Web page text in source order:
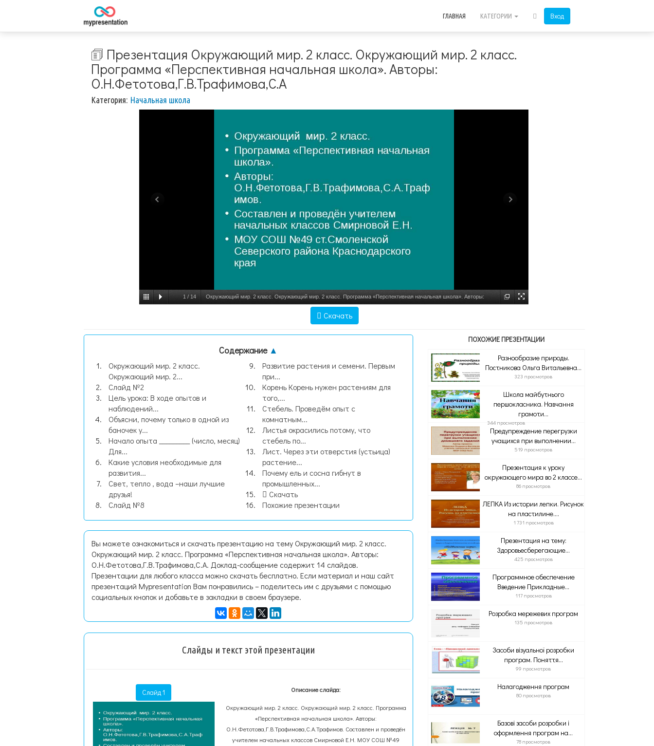
Вход
ГЛАВНАЯ КАТЕГОРИИ
🗊 Презентация Окружающий мир. 2 класс. Окружающий мир. 2 класс.
Программа «Перспективная начальная школа». Авторы:
О.Н.Фетотова,Г.В.Трафимова,С.А
Категория: Начальная школа
1 / 14 Окружающий мир. 2 класс. Окружающий мир. 2 класс. Программа «Перспективная начальная школа». Авторы:
Скачать
Содержание ▲
Окружающий мир. 2 класс.
Окружающий мир. 2...
Слайд №2
Цель урока: В ходе опытов и
наблюдений...
Объясни, почему только в одной из
баночек у...
Начало опыта _________ (число, месяц)
Для...
Какие условия необходимые для
развития...
Свет, тепло , вода –наши лучшие
друзья!
Слайд №8
Развитие растения и семени. Первым
при...
Корень Корень нужен растениям для
того,...
Стебель. Проведём опыт с
комнатным...
Листья окрасились потому, что
стебель по...
Лист. Через эти отверстия (устьица)
растение...
Почему ель и сосна гибнут в
промышленных...
Скачать
Похожие презентации
Вы можете ознакомиться и скачать презентацию на тему Окружающий мир. 2 класс.
Окружающий мир. 2 класс. Программа «Перспективная начальная школа». Авторы:
О.Н.Фетотова,Г.В.Трафимова,С.А. Доклад-сообщение содержит 14 слайдов.
Презентации для любого класса можно скачать бесплатно. Если материал и наш сайт
презентаций Mypresentation Вам понравились – поделитесь им с друзьями с помощью
социальных кнопок и добавьте в закладки в своем браузере.
Слайды и текст этой презентации
Слайд 1 Описание слайда:
Окружающий мир. 2 класс. Окружающий мир. 2 класс. Программа
«Перспективная начальная школа». Авторы:
О.Н.Фетотова,Г.В.Трафимова,С.А.Трафимов. Составлен и проведён
учителем начальных классов Смирновой Е.Н. МОУ СОШ №49
ПОХОЖИЕ ПРЕЗЕНТАЦИИ
Разнообразие природы.
Постникова Ольга Витальевна...
323 просмотров
Школа майбутнього
першокласника. Навчання
грамоти...
344 просмотров
Предупреждение перегрузки
учащихся при выполнении...
519 просмотров
Презентация к уроку
окружающего мира во 2 классе...
86 просмотров
ЛЕПКА Из истории лепки. Рисунок
на пластилине....
1 731 просмотров
Презентация на тему:
Здоровьесберегающие...
425 просмотров
Программное обеспечение
Введение Прикладные...
117 просмотров
Розробка мережевих програм
135 просмотров
Засоби візуальної розробки
програм. Поняття...
99 просмотров
Налагодження програм
80 просмотров
Базові засоби розробки і
оформлення програм на...
78 просмотров